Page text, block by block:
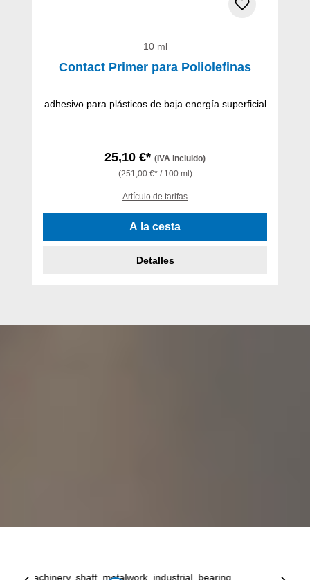
10 ml
Contact Primer para Poliolefinas
adhesivo para plásticos de baja energía superficial
25,10 €* (IVA incluido)
(251,00 €* / 100 ml)
Artículo de tarifas
A la cesta
Detalles
Omitir galería de imágenes